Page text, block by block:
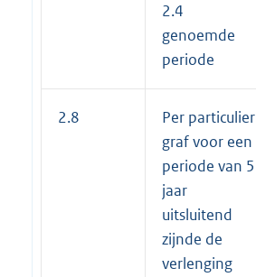
2.4
genoemde
periode
2.8
Per particulier
graf voor een
periode van 5
jaar
uitsluitend
zijnde de
verlenging